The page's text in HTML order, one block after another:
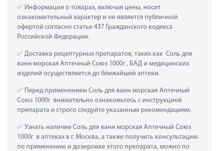
Информация о товарах, включая цены, носит
ознакомительный характер и не является публичной
офертой согласно статье 437 Гражданского кодекса
Российской Федерации.
Доставка рецептурных препаратов, таких как  Соль для
ванн морская Аптечный Союз 1000г , БАД и медицинских
изделий осуществляется до ближайшей аптеки.
Перед применением Соль для ванн морская Аптечный
Союз 1000г  внимательно ознакомьтесь с инструкцией
препарата и строго следуйте указанным рекомендациям.
Узнать наличие Соль для ванн морская Аптечный Союз
1000г  в аптеках в г. Москва, а также получить консультацию
по применению и дозировке этого препарата, можно по